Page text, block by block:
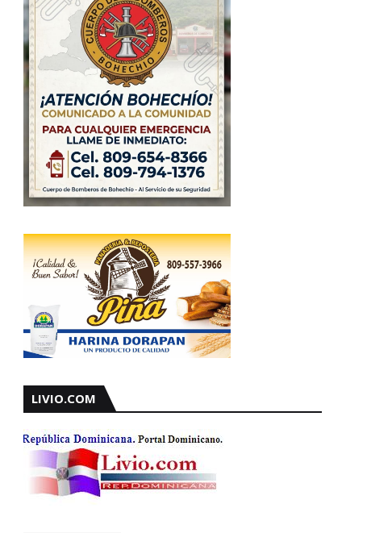
LIVIO.COM